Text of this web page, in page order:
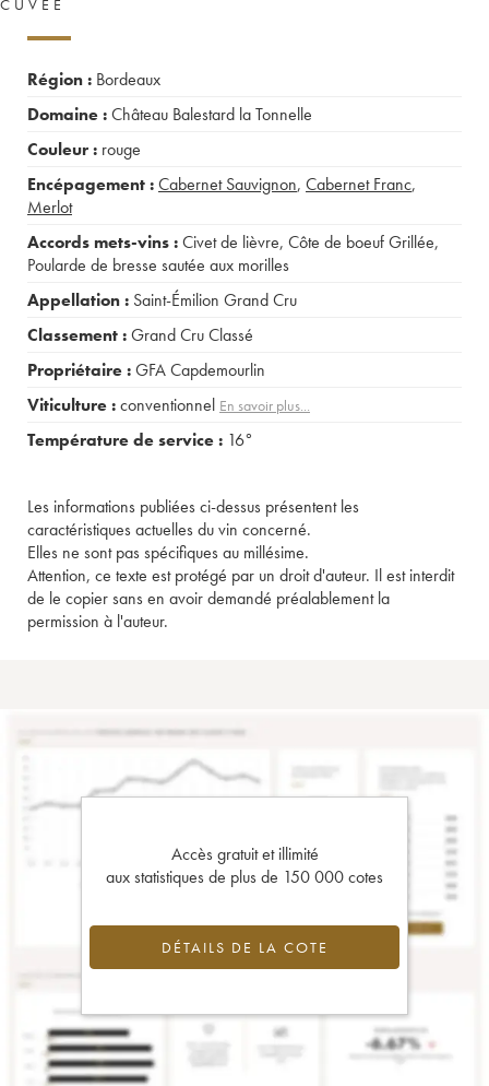
CUVÉE
Région : Bordeaux
Domaine :Château Balestard la Tonnelle
Couleur : rouge
Encépagement :Cabernet Sauvignon, Cabernet Franc,
Merlot
Accords mets-vins :Civet de lièvre, Côte de boeuf Grillée,
Poularde de bresse sautée aux morilles
Appellation : Saint-Émilion Grand Cru
Classement :Grand Cru Classé
Propriétaire :GFA Capdemourlin
Viticulture :conventionnel En savoir plus...
Température de service : 16°
Les informations publiées ci-dessus présentent les
caractéristiques actuelles du vin concerné.
Elles ne sont pas spécifiques au millésime.
Attention, ce texte est protégé par un droit d'auteur. Il est interdit
de le copier sans en avoir demandé préalablement la
permission à l'auteur.
Accès gratuit et illimité
aux statistiques de plus de 150 000 cotes
DÉTAILS DE LA COTE